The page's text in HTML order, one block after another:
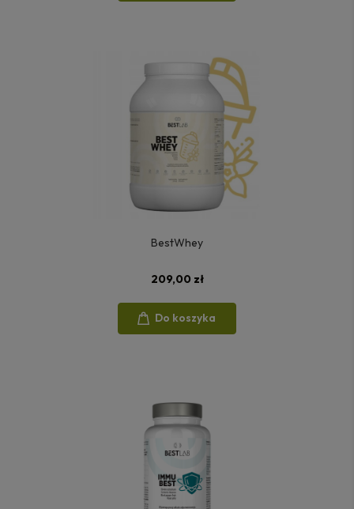
BestWhey
209,00 zł
Do koszyka